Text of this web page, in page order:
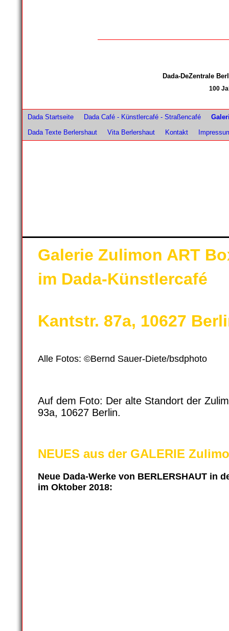
Dada-DeZentrale
100
Dada Startseite Dada Café - Künstlercafé - Straßencafé
Dada Texte Berlershaut
Vita Berlershaut Kontakt
Galerie Zulimon ART
im Dada-Künstlercafé
Kantstr. 87a, 10627
Alle Fotos: ©Bernd Sauer-Diete/bsdphoto
Auf dem Foto: Der alte Standort der
93a, 10627 Berlin.
NEUES aus der GALERIE
Neue Dada-Werke von BERLERSHAUT in
im Oktober 2018: